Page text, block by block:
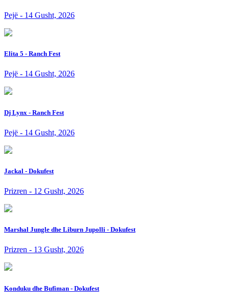
Pejë - 14 Gusht, 2026
Elita 5 - Ranch Fest
Pejë - 14 Gusht, 2026
Dj Lynx - Ranch Fest
Pejë - 14 Gusht, 2026
Jackal - Dokufest
Prizren - 12 Gusht, 2026
Marshal Jungle dhe Liburn Jupolli - Dokufest
Prizren - 13 Gusht, 2026
Konduku dhe Bufiman - Dokufest